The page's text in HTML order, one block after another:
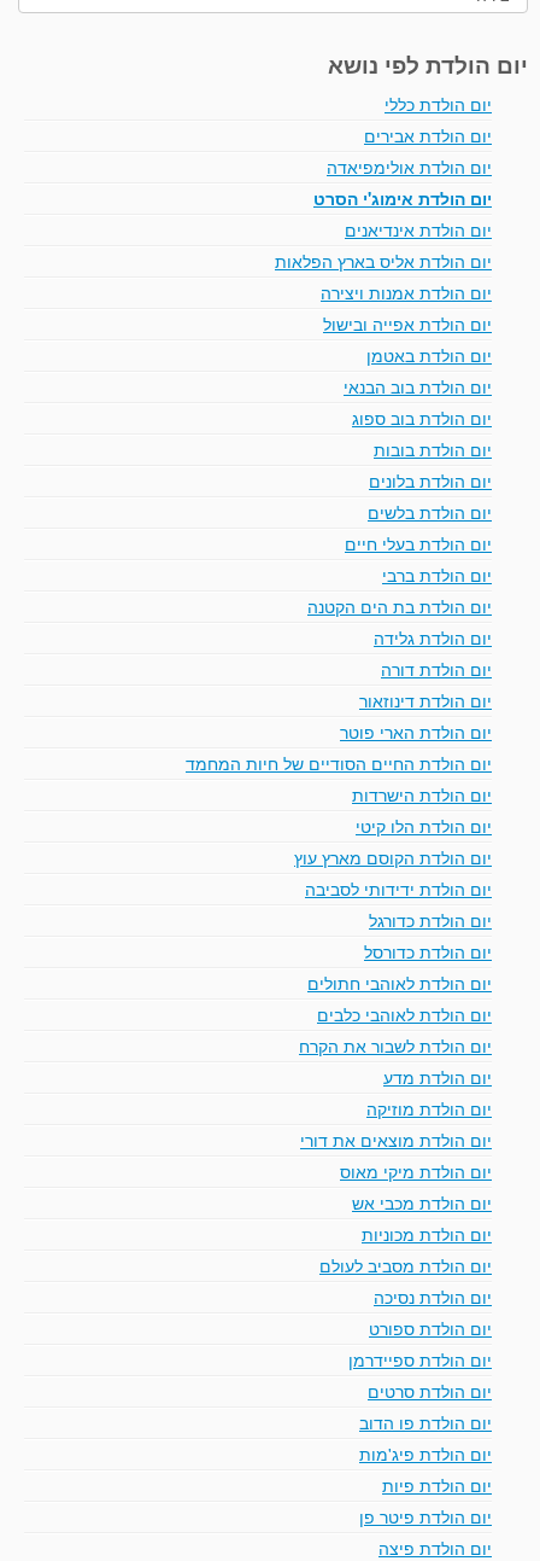
יום הולדת לפי נושא
יום הולדת כללי
יום הולדת אבירים
יום הולדת אולימפיאדה
יום הולדת אימוג'י הסרט
יום הולדת אינדיאנים
יום הולדת אליס בארץ הפלאות
יום הולדת אמנות ויצירה
יום הולדת אפייה ובישול
יום הולדת באטמן
יום הולדת בוב הבנאי
יום הולדת בוב ספוג
יום הולדת בובות
יום הולדת בלונים
יום הולדת בלשים
יום הולדת בעלי חיים
יום הולדת ברבי
יום הולדת בת הים הקטנה
יום הולדת גלידה
יום הולדת דורה
יום הולדת דינוזאור
יום הולדת הארי פוטר
יום הולדת החיים הסודיים של חיות המחמד
יום הולדת הישרדות
יום הולדת הלו קיטי
יום הולדת הקוסם מארץ עוץ
יום הולדת ידידותי לסביבה
יום הולדת כדורגל
יום הולדת כדורסל
יום הולדת לאוהבי חתולים
יום הולדת לאוהבי כלבים
יום הולדת לשבור את הקרח
יום הולדת מדע
יום הולדת מוזיקה
יום הולדת מוצאים את דורי
יום הולדת מיקי מאוס
יום הולדת מכבי אש
יום הולדת מכוניות
יום הולדת מסביב לעולם
יום הולדת נסיכה
יום הולדת ספורט
יום הולדת ספיידרמן
יום הולדת סרטים
יום הולדת פו הדוב
יום הולדת פיג'מות
יום הולדת פיות
יום הולדת פיטר פן
יום הולדת פיצה